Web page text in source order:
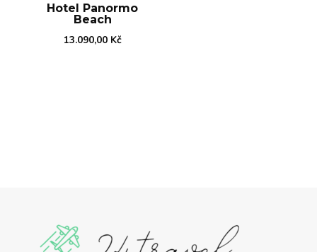
Hotel Panormo
Beach
13.090,00 Kč